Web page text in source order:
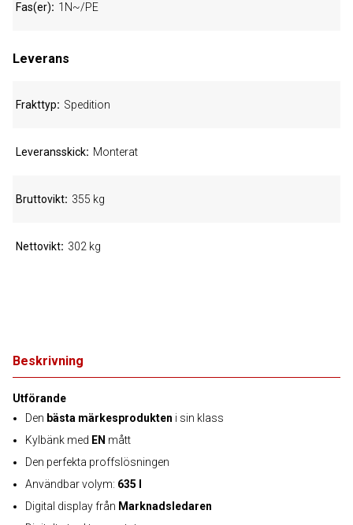
Beskrivning
Utförande
Den bästa märkesprodukten i sin klass
Kylbänk med EN mått
Den perfekta proffslösningen
Användbar volym: 635 l
Digital display från Marknadsledaren
Fas(er) 1N~/PE
Leverans
Frakttyp Spedition
Leveransskick Monterat
Bruttovikt 355 kg
Nettovikt 302 kg